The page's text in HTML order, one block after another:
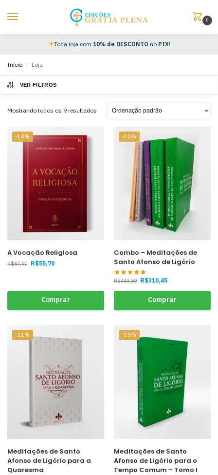
0
Toda loja com10% de DESCONTO no PIX!
Início / Loja
VER FILTROS
Mostrando todos os 9 resultados
-18%
A Vocação Religiosa
R$67,90 R$55,70
Comprar
-30%
Combo – Meditações de
Santo Afonso de Ligório
R$443,50 R$310,45
Comprar
-21%
Meditações de Santo
Afonso de Ligório para a
Quaresma
-15%
Meditações de Santo
Afonso de Ligório para o
Tempo Comum – Tomo I